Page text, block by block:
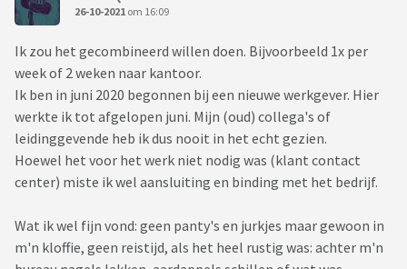
26-10-2021 om 16:09
Ik zou het gecombineerd willen doen. Bijvoorbeeld 1x per
week of 2 weken naar kantoor.
Ik ben in juni 2020 begonnen bij een nieuwe werkgever. Hier
werkte ik tot afgelopen juni. Mijn (oud) collega's of
leidinggevende heb ik dus nooit in het echt gezien.
Hoewel het voor het werk niet nodig was (klant contact
center) miste ik wel aansluiting en binding met het bedrijf.
Wat ik wel fijn vond: geen panty's en jurkjes maar gewoon in
m'n kloffie, geen reistijd, als het heel rustig was: achter m'n